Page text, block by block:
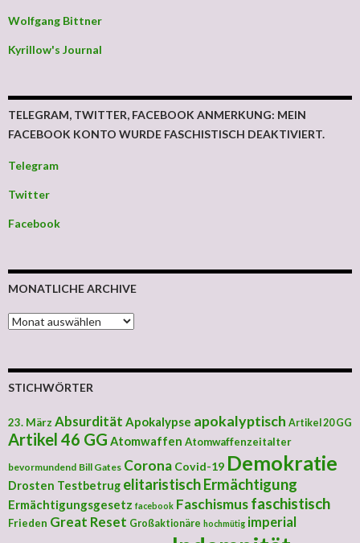
Wolfgang Bittner
Kyrillow's Journal
TELEGRAM, TWITTER, FACEBOOK ANMERKUNG: MEIN
FACEBOOK KONTO WURDE FASCHISTISCH DEAKTIVIERT.
Telegram
Twitter
Facebook
MONATLICHE ARCHIVE
MONATLICHE ARCHIVE
STICHWÖRTER
23. März Absurdität Apokalypse apokalyptisch Artikel 20 GG
Artikel 46 GG Atomwaffen Atomwaffenzeitalter
bevormundend Bill Gates Corona Covid-19 Demokratie
Drosten Testbetrug elitaristischErmächtigung
Ermächtigungsgesetz facebook Faschismusfaschistisch
Frieden Great Reset Großaktionäre hochmütig imperial